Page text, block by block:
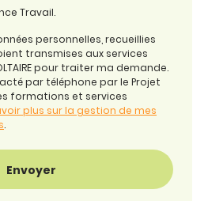
Travail.
personnelles, recueillies
transmises aux services
pour traiter ma demande.
par téléphone par le Projet
formations et services
plus sur la gestion de mes
.